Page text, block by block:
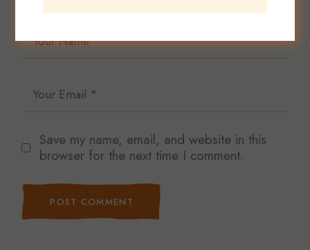
Save my name, email, and website in this
browser for the next time I comment.
POST COMMENT